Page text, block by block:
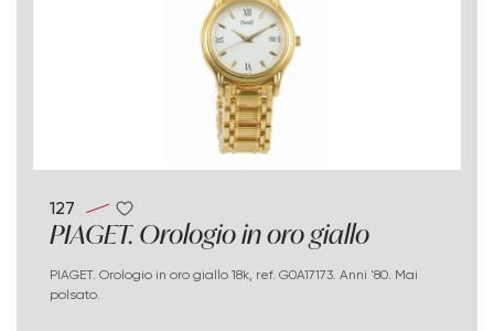
127
PIAGET. Orologio in oro giallo
PIAGET. Orologio in oro giallo 18k, ref. G0A17173. Anni '80. Mai
polsato.